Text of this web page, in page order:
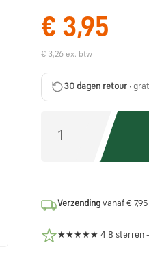
€ 3,95
€ 3,26 ex. btw
30 dagen retour ·
Verzending vanaf €
★★★★★ 4.8 sterren